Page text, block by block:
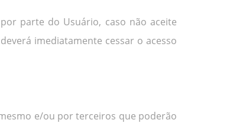
parte do Usuário, caso não aceite
imediatamente cessar o acesso
e/ou por terceiros que poderão